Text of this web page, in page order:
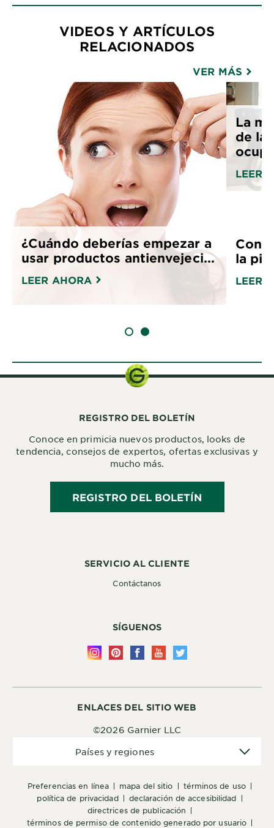
VIDEOS Y ARTÍCULOS
RELACIONADOS
VER MÁS
¿Cuándo deberías empezar a
usar productos antienvejeci...
LEER AHORA
La
de la
LEER
la
LEER
SLIDE 1SLIDE 2
ENLACES DEL SITIO WEB
preferencias en línea mapa del sitio
términos de uso
política de privacidad
declaración de accesibilidad
directrices de publicación
términos de permiso de contenido generado por usuario
©2026 Garnier LLC
Países y regiones
SERVICIO AL CLIENTE
Contáctanos
SÍGUENOS
REGISTRO DEL BOLETÍN
Conoce en primicia nuevos productos, looks de
tendencia, consejos de expertos, ofertas exclusivas y
mucho más.
REGISTRO DEL BOLETÍN